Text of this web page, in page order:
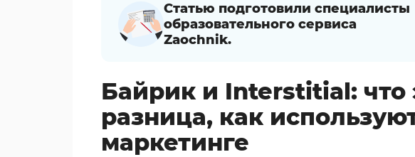
Статью подготовили специалисты
образовательного сервиса
Zaochnik.
Байрик и Interstitial: что
разница, как
маркетинге